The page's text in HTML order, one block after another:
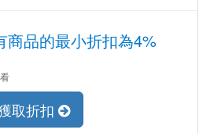
商品的最小折扣為4%
取折扣